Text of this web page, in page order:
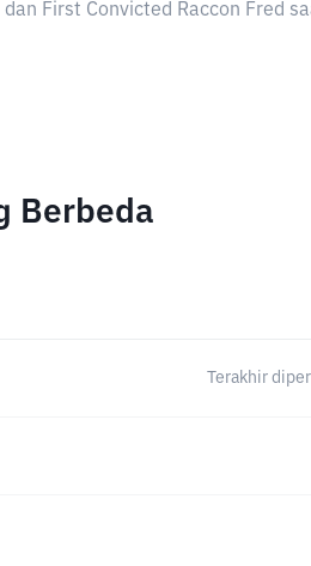
First Convicted Raccon Fred
Berbeda
Terakhir